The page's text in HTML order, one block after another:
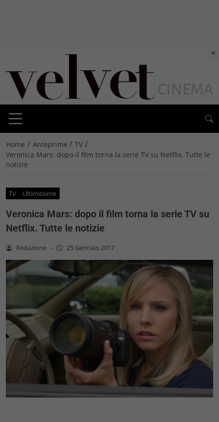
Home / Anteprime / TV /
Veronica Mars: dopo il film torna la serie TV su Netflix. Tutte le
notizie
TV Ultimissime
Veronica Mars: dopo il film torna la serie TV su
Netflix. Tutte le notizie
Redazione - 25 Gennaio 2017
×